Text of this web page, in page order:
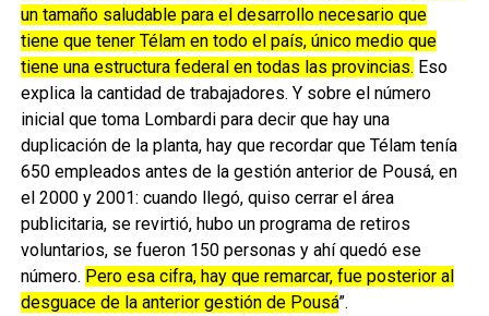
un tamaño saludable para el desarrollo necesario que
tiene que tener Télam en todo el país, único medio que
tiene una estructura federal en todas las provincias. Eso
explica la cantidad de trabajadores. Y sobre el número
inicial que toma Lombardi para decir que hay una
duplicación de la planta, hay que recordar que Télam tenía
650 empleados antes de la gestión anterior de Pousá, en
el 2000 y 2001: cuando llegó, quiso cerrar el área
publicitaria, se revirtió, hubo un programa de retiros
voluntarios, se fueron 150 personas y ahí quedó ese
número. Pero esa cifra, hay que remarcar, fue posterior al
desguace de la anterior gestión de Pousá”.